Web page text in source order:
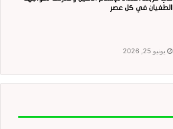
الطغيان في كل عصر
يونيو 25, 2026